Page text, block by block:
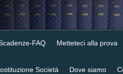
FAQ Metteteci alla prova
Società Dove siamo